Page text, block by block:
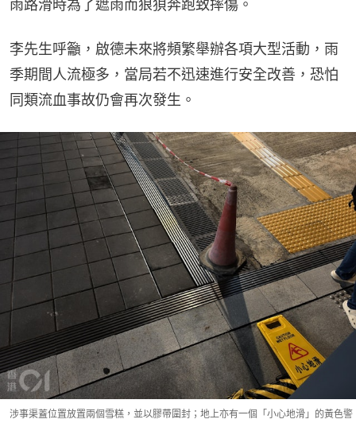
雨路滑時為了遮雨而狼狽奔跑致摔傷。
李先生呼籲，啟德未來將頻繁舉辦各項大型活動，雨
季期間人流極多，當局若不迅速進行安全改善，恐怕
同類流血事故仍會再次發生。
涉事渠蓋位置放置兩個雪糕，並以膠帶圍封；地上亦有一個「小心地滑」的黃色警